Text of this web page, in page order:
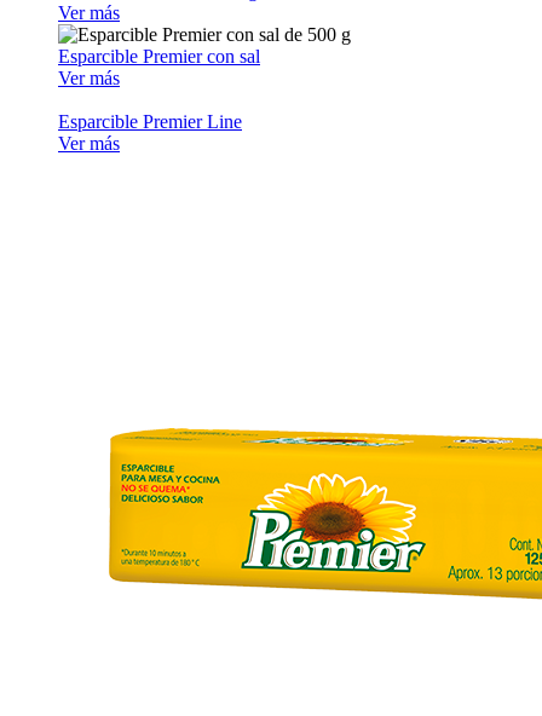
Ver más
Esparcible Premier con sal
Ver más
Esparcible Premier Line
Ver más